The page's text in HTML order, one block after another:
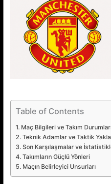
Table of Contents
Maç Bilgileri ve Takım
Teknik Adamlar ve Taktik
Son Karşılaşmalar ve
Takımların Güçlü Yönleri
Maçın Belirleyici Unsurları